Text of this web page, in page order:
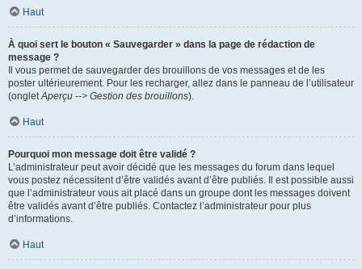
Haut
À quoi sert le bouton « Sauvegarder » dans la page de rédaction de
message ?
Il vous permet de sauvegarder des brouillons de vos messages et de les
poster ultérieurement. Pour les recharger, allez dans le panneau de l’utilisateur
(ongletAperçu --> Gestion des brouillons).
Haut
Pourquoi mon message doit être validé ?
L’administrateur peut avoir décidé que les messages du forum dans lequel
vous postez nécessitent d’être validés avant d’être publiés. Il est possible aussi
que l’administrateur vous ait placé dans un groupe dont les messages doivent
être validés avant d’être publiés. Contactez l’administrateur pour plus
d’informations.
Haut